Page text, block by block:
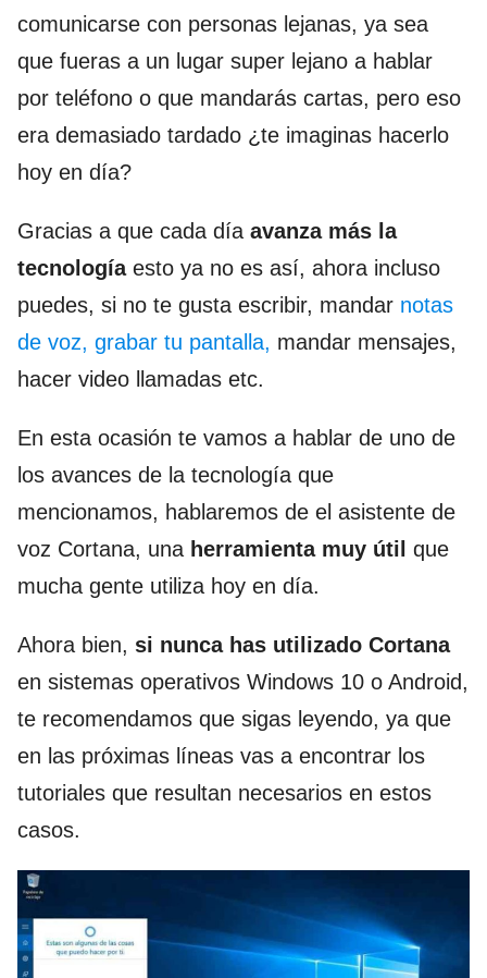
comunicarse con personas lejanas, ya sea
que fueras a un lugar super lejano a hablar
por teléfono o que mandarás cartas, pero eso
era demasiado tardado ¿te imaginas hacerlo
hoy en día?
Gracias a que cada día avanza más la
tecnologíaesto ya no es así, ahora incluso
puedes, si no te gusta escribir, mandar notas
de voz, grabar tu pantalla, mandar mensajes,
hacer video llamadas etc.
En esta ocasión te vamos a hablar de uno de
los avances de la tecnología que
mencionamos, hablaremos de el asistente de
voz Cortana, una herramienta muy útil que
mucha gente utiliza hoy en día.
Ahora bien, si nunca has utilizado Cortana
en sistemas operativos Windows 10 o Android,
te recomendamos que sigas leyendo, ya que
en las próximas líneas vas a encontrar los
tutoriales que resultan necesarios en estos
casos.